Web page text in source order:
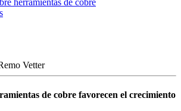
herramientas de cobre
Vetter
de cobre favorecen el crecimiento